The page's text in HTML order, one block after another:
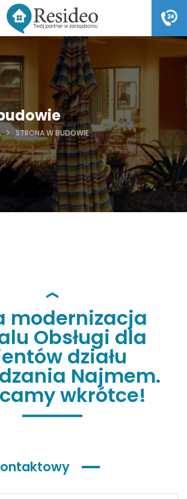
STRONA W BUDOWIE
modernizacja
Obsługi dla
działu
Najmem.
wkrótce!